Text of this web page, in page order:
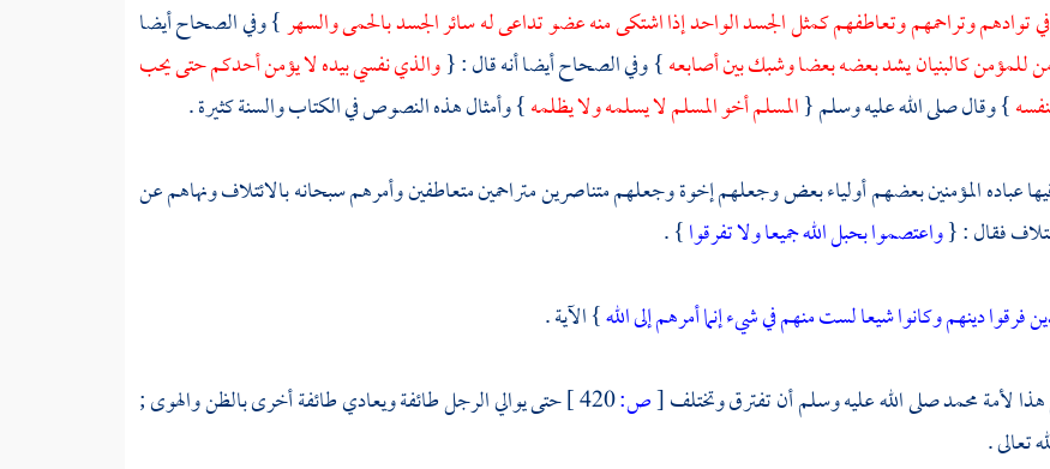
في توادهم وتراحمهم وتعاطفهم كمثل الجسد الواحد إذا اشتكى منه عضو تداعى له سائر الجسد بالحمى والسهر} وفي الصحاح أيضا
للمؤمن كالبنيان يشد بعضه بعضا وشبك بين أصابعه} وفي الصحاح أيضا أنه قال : {والذي نفسي بيده لا يؤمن أحدكم حتى يحب
} وقال صلى الله عليه وسلم {المسلم أخو المسلم لا يسلمه ولا يظلمه} وأمثال هذه النصوص في الكتاب والسنة كثيرة .
عباده المؤمنين بعضهم أولياء بعض وجعلهم إخوة وجعلهم متناصرين متراحمين متعاطفين وأمرهم سبحانه بالائتلاف ونهاهم عن
فقال : {واعتصموا بحبل الله جميعا ولا تفرقوا} .
فرقوا دينهم وكانوا شيعا لست منهم في شيء إنما أمرهم إلى الله} الآية .
لأمةمحمدصلى الله عليه وسلم أن تفترق وتختلف[ص:420 ]
حتى يوالي الرجل طائفة ويعادي طائفة أخرى بالظن والهوى ;
تعالى .